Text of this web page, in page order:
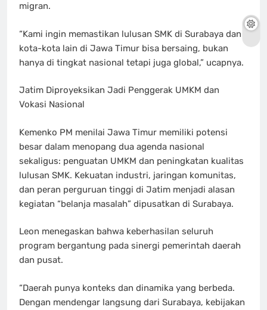
migran.
“Kami ingin memastikan lulusan SMK di Surabaya dan
kota-kota lain di Jawa Timur bisa bersaing, bukan
hanya di tingkat nasional tetapi juga global,” ucapnya.
Jatim Diproyeksikan Jadi Penggerak UMKM dan
Vokasi Nasional
Kemenko PM menilai Jawa Timur memiliki potensi
besar dalam menopang dua agenda nasional
sekaligus: penguatan UMKM dan peningkatan kualitas
lulusan SMK. Kekuatan industri, jaringan komunitas,
dan peran perguruan tinggi di Jatim menjadi alasan
kegiatan “belanja masalah” dipusatkan di Surabaya.
Leon menegaskan bahwa keberhasilan seluruh
program bergantung pada sinergi pemerintah daerah
dan pusat.
“Daerah punya konteks dan dinamika yang berbeda.
Dengan mendengar langsung dari Surabaya, kebijakan